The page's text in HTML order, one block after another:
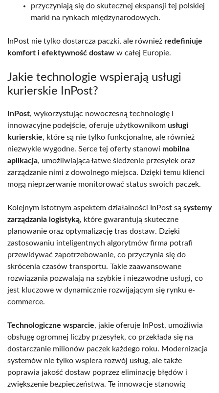
przyczyniają się do skutecznej ekspansji tej polskiej
marki na rynkach międzynarodowych.
InPost nie tylko dostarcza paczki, ale również redefiniuje
komfort i efektywność dostaw w całej Europie.
Jakie technologie wspierają usługi
kurierskie InPost?
InPost, wykorzystując nowoczesną technologię i
innowacyjne podejście, oferuje użytkownikom usługi
kurierskie, które są nie tylko funkcjonalne, ale również
niezwykle wygodne. Serce tej oferty stanowi mobilna
aplikacja, umożliwiająca łatwe śledzenie przesyłek oraz
zarządzanie nimi z dowolnego miejsca. Dzięki temu klienci
mogą nieprzerwanie monitorować status swoich paczek.
Kolejnym istotnym aspektem działalności InPost są systemy
zarządzania logistyką, które gwarantują skuteczne
planowanie oraz optymalizację tras dostaw. Dzięki
zastosowaniu inteligentnych algorytmów firma potrafi
przewidywać zapotrzebowanie, co przyczynia się do
skrócenia czasów transportu. Takie zaawansowane
rozwiązania pozwalają na szybkie i niezawodne usługi, co
jest kluczowe w dynamicznie rozwijającym się rynku e-
commerce.
Technologiczne wsparcie, jakie oferuje InPost, umożliwia
obsługę ogromnej liczby przesyłek, co przekłada się na
dostarczanie milionów paczek każdego roku. Modernizacja
systemów nie tylko wspiera rozwój usług, ale także
poprawia jakość dostaw poprzez eliminację błędów i
zwiększenie bezpieczeństwa. Te innowacje stanowią